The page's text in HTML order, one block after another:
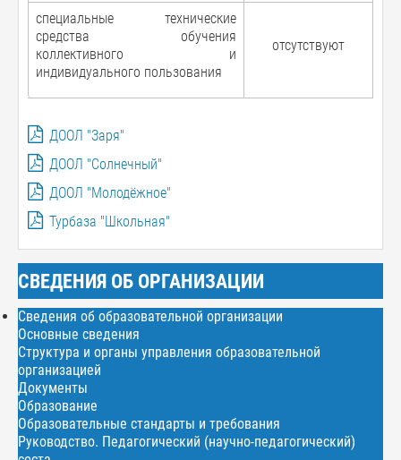
специальные технические
средства обучения
коллективного и
индивидуального пользования
отсутствуют
ДООЛ "Заря"
ДООЛ "Солнечный"
ДООЛ "Молодёжное"
Турбаза "Школьная"
СВЕДЕНИЯ ОБ ОРГАНИЗАЦИИ
Сведения об образовательной организации
Основные сведения
Структура и органы управления образовательной
организацией
Документы
Образование
Образовательные стандарты и требования
Руководство. Педагогический (научно-педагогический)